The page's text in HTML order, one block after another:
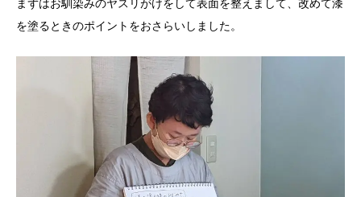
まずはお馴染みのヤスリがけをして表面を整えまして、改めて漆
を塗るときのポイントをおさらいしました。